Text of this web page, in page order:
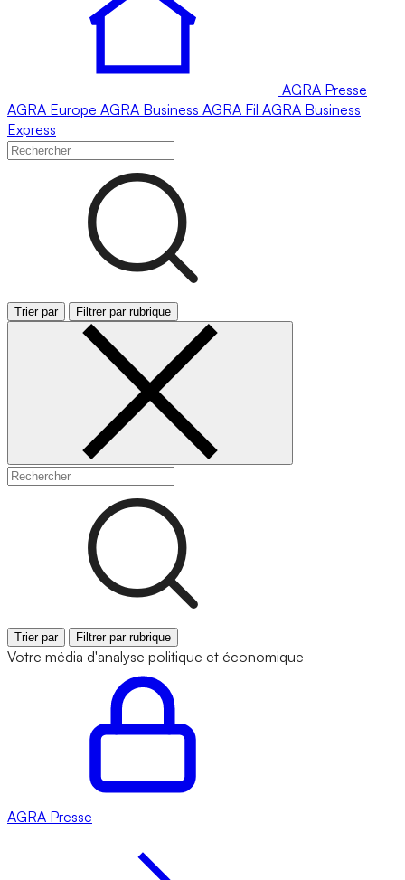
AGRA Presse
AGRA Europe AGRA Business AGRA Fil AGRA Business
Express
Trier par Filtrer par rubrique
Trier par Filtrer par rubrique
Votre média d'analyse politique et économique
AGRA Presse